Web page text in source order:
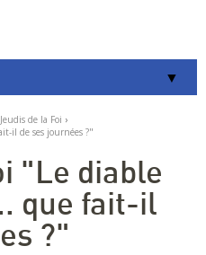
de la Foi ›
il de ses journées ?"
"Le diable
que fait-il
?"